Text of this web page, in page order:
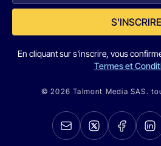
S'INSCRIRE
En cliquant sur s'inscrire, vous
Termes et
© 2026 Talmont Media SAS.